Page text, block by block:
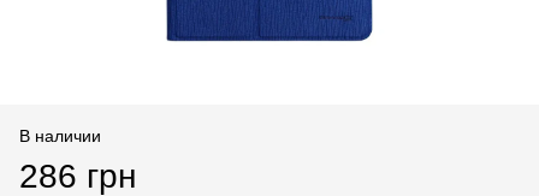
В наличии
286 грн